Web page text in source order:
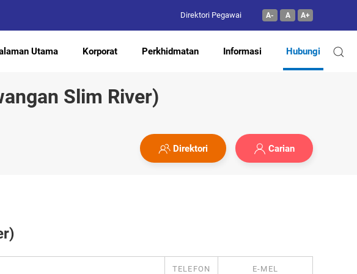
Direktori Pegawai A- A A+
Utama Korporat Perkhidmatan Informasi Hubungi
Slim River)
Direktori Carian
TELEFON E-MEL